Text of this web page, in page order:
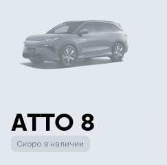
ATTO 8
Скоро в наличии